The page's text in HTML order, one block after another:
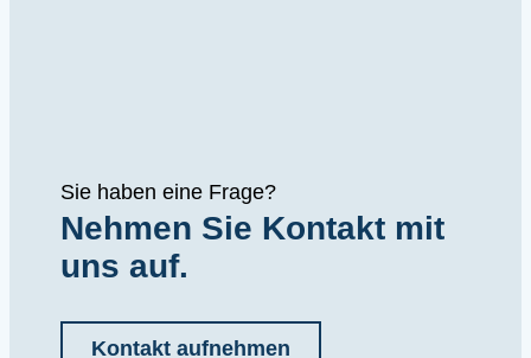
Sie haben eine Frage?
Nehmen Sie Kontakt mit
uns auf.
Kontakt aufnehmen